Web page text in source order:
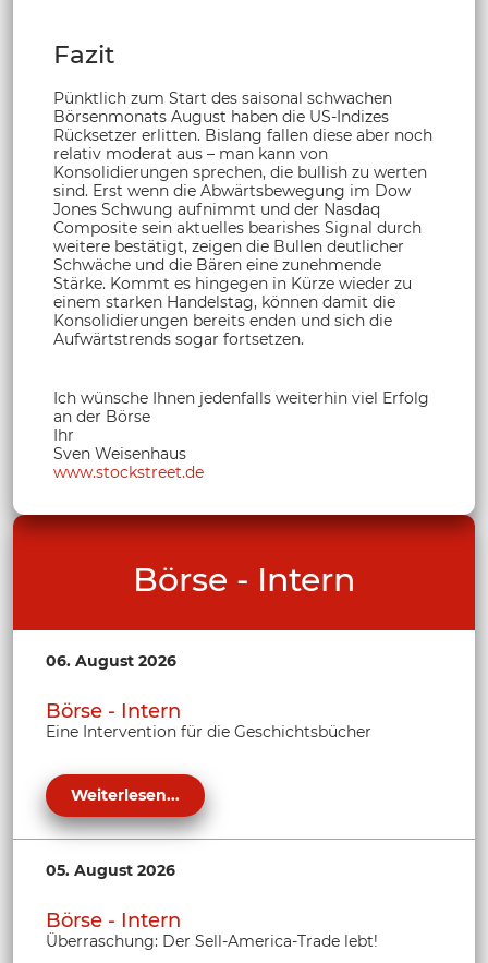
Fazit
Pünktlich zum Start des saisonal schwachen
Börsenmonats August haben die US-Indizes
Rücksetzer erlitten. Bislang fallen diese aber noch
relativ moderat aus – man kann von
Konsolidierungen sprechen, die bullish zu werten
sind. Erst wenn die Abwärtsbewegung im Dow
Jones Schwung aufnimmt und der Nasdaq
Composite sein aktuelles bearishes Signal durch
weitere bestätigt, zeigen die Bullen deutlicher
Schwäche und die Bären eine zunehmende
Stärke. Kommt es hingegen in Kürze wieder zu
einem starken Handelstag, können damit die
Konsolidierungen bereits enden und sich die
Aufwärtstrends sogar fortsetzen.
Ich wünsche Ihnen jedenfalls weiterhin viel Erfolg
an der Börse
Ihr
Sven Weisenhaus
www.stockstreet.de
Börse - Intern
06. August 2026
Börse - Intern
Eine Intervention für die Geschichtsbücher
Weiterlesen...
05. August 2026
Börse - Intern
Überraschung: Der Sell-America-Trade lebt!